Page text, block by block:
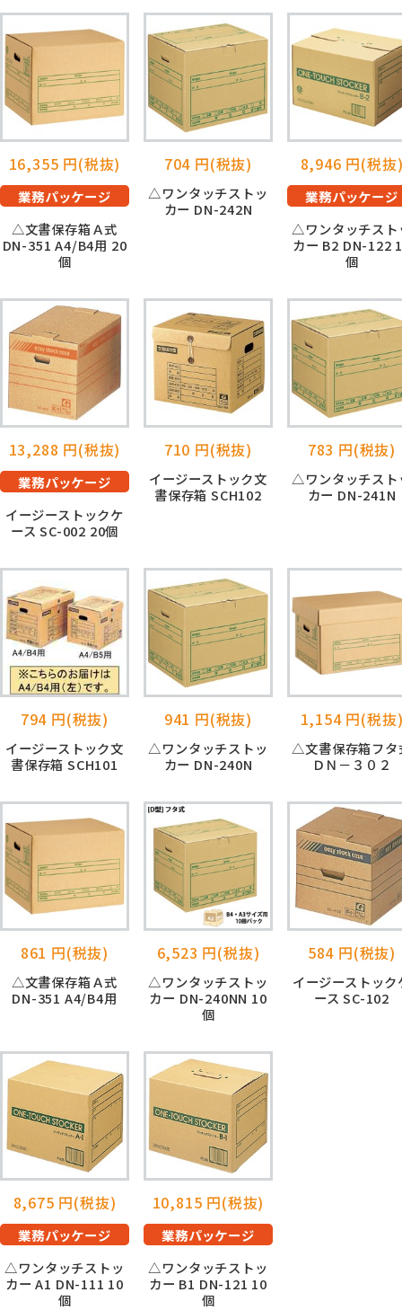
16,355 円(税抜)
業務パッケージ
△文書保存箱Ａ式
DN-351 A4/B4用 20
個
704 円(税抜)
△ワンタッチストッ
カー DN-242N
8,946 円(税抜
業務パッケージ
△ワンタッチスト
カー B2 DN-122
個
13,288 円(税抜)
業務パッケージ
イージーストックケ
ース SC-002 20個
710 円(税抜)
イージーストック文
書保存箱 SCH102
783 円(税抜)
△ワンタッチスト
カー DN-241N
794 円(税抜)
イージーストック文
書保存箱 SCH101
941 円(税抜)
△ワンタッチストッ
カー DN-240N
1,154 円(税抜
△文書保存箱フタ
ＤＮ－３０２
861 円(税抜)
△文書保存箱Ａ式
DN-351 A4/B4用
6,523 円(税抜)
△ワンタッチストッ
カー DN-240NN 10
個
584 円(税抜)
イージーストック
ース SC-102
8,675 円(税抜)
業務パッケージ
△ワンタッチストッ
カー A1 DN-111 10
個
10,815 円(税抜)
業務パッケージ
△ワンタッチストッ
カー B1 DN-121 10
個